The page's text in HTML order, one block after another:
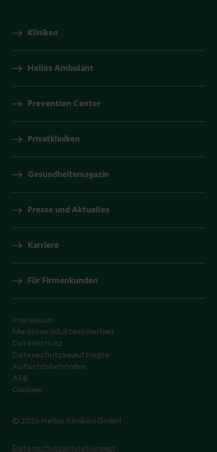
Kliniken
Helios Ambulant
Prevention Center
Privatkliniken
Gesundheitsmagazin
Presse und Aktuelles
Karriere
Für Firmenkunden
© 2026 Helios Kliniken GmbH
Impressum
Medizinproduktesicherheit
Datenschutz
Datenschutzbeauftragte
Aufsichtsbehörden
AEB
Cookies
Datenschutzeinstellungen